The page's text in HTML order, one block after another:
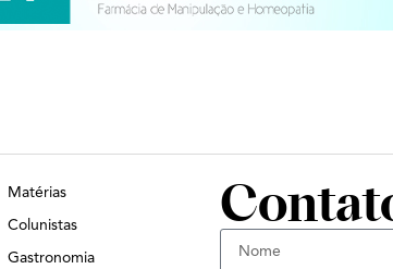
Matérias
Colunistas
Gastronomia